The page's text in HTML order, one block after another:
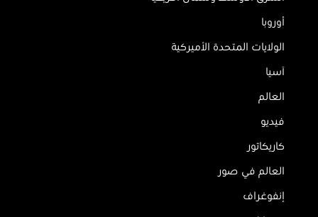
أوروبا
الولايات المتحدة الأميركية
آسيا
العالم
فيديو
كاريكاتور
العالم في صور
إنفوغراف